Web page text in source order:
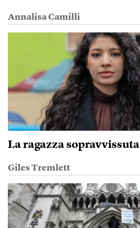
Annalisa Camilli
La ragazza sopravvissuta
Giles Tremlett